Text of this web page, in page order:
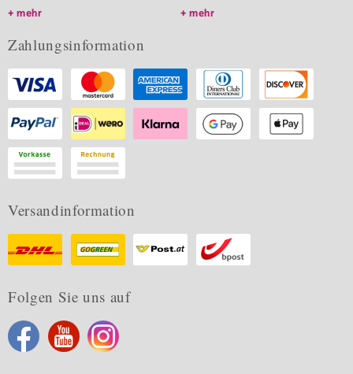
mehr
mehr
Zahlungsinformation
Versandinformation
Folgen Sie uns auf